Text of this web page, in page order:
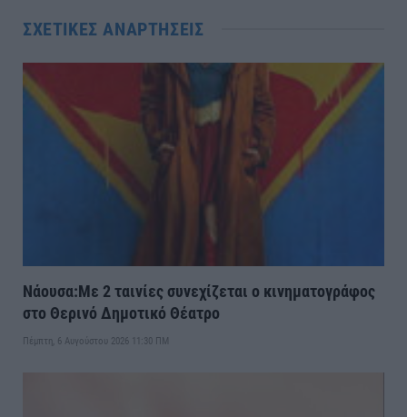
ΣΧΕΤΙΚΈΣ ΑΝΑΡΤΉΣΕΙΣ
Νάουσα:Με 2 ταινίες συνεχίζεται ο κινηματογράφος
στο Θερινό Δημοτικό Θέατρο
Πέμπτη, 6 Αυγούστου 2026 11:30 ΠΜ